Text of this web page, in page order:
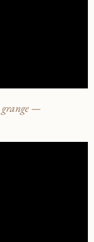
grange —